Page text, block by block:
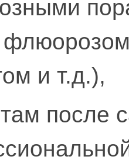
и т.д.),
после